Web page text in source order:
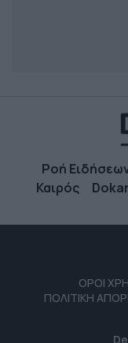
Ροή
Καιρός
ΟΡΟΙ
ΠΟΛΙΤΙΚΗ